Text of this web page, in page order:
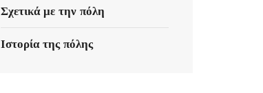
Σχετικά με την πόλη
Ιστορία της πόλης